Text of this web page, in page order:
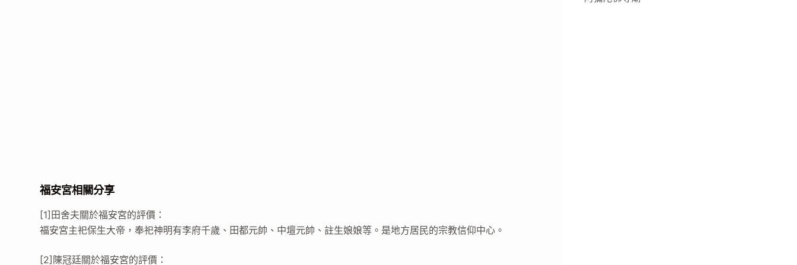
福安宮相關分享
[1]田舍夫關於福安宮的評價：
福安宮主祀保生大帝，奉祀神明有李府千歲、田都元帥、中壇元帥、註生娘娘等。是地方居民的宗教信仰中心。
[2]陳冠廷關於福安宮的評價：